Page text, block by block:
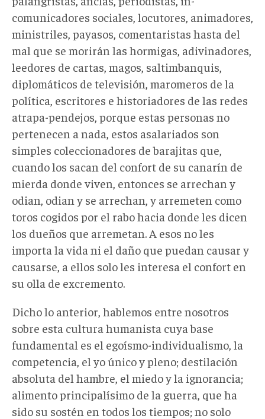
comunicadores sociales, locutores, animadores,
ministriles, payasos, comentaristas hasta del
mal que se morirán las hormigas, adivinadores,
leedores de cartas, magos, saltimbanquis,
diplomáticos de televisión, maromeros de la
política, escritores e historiadores de las redes
atrapa-pendejos, porque estas personas no
pertenecen a nada, estos asalariados son
simples coleccionadores de barajitas que,
cuando los sacan del confort de su canarín de
mierda donde viven, entonces se arrechan y
odian, odian y se arrechan, y arremeten como
toros cogidos por el rabo hacia donde les dicen
los dueños que arremetan. A esos no les
importa la vida ni el daño que puedan causar y
causarse, a ellos solo les interesa el confort en
su olla de excremento.
Dicho lo anterior, hablemos entre nosotros
sobre esta cultura humanista cuya base
fundamental es el egoísmo-individualismo, la
competencia, el yo único y pleno; destilación
absoluta del hambre, el miedo y la ignorancia;
alimento principalísimo de la guerra, que ha
sido su sostén en todos los tiempos; no solo